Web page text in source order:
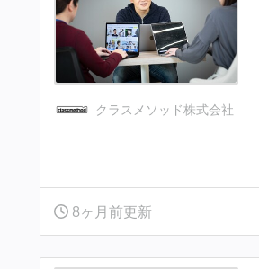
クラスメソッド株式会社
8ヶ月前更新